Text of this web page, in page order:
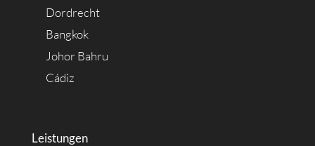
Dordrecht
Bangkok
Johor Bahru
Cádiz
Leistungen